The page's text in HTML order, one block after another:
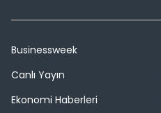
Businessweek
Canlı Yayın
Ekonomi Haberleri